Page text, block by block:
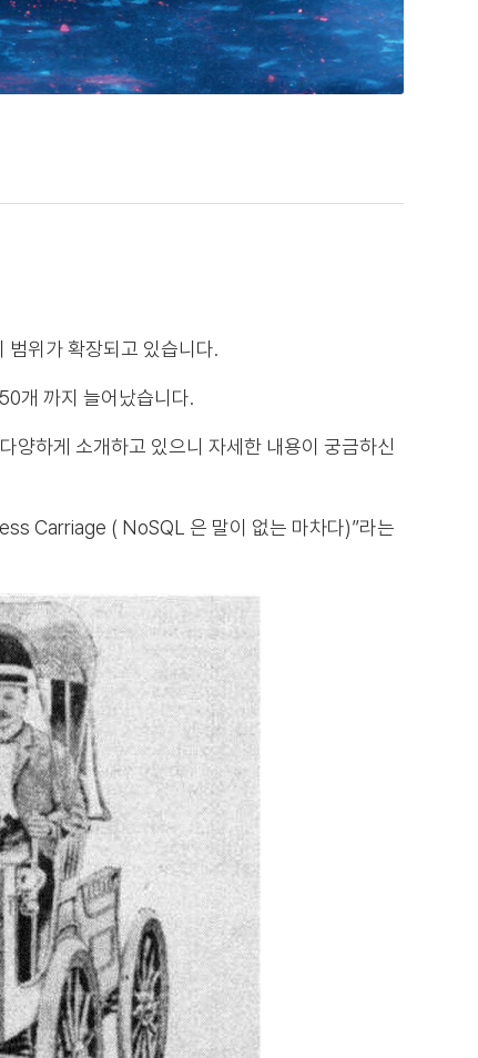
위가 확장되고 있습니다.
개 까지 늘어났습니다.
양하게 소개하고 있으니 자세한 내용이 궁금하신
Carriage ( NoSQL 은 말이 없는 마차다)”라는